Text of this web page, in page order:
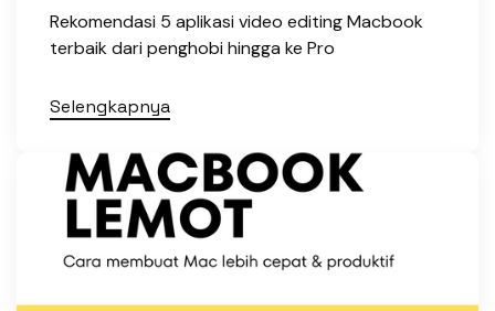
Rekomendasi 5 aplikasi video editing Macbook
terbaik dari penghobi hingga ke Pro
Selengkapnya